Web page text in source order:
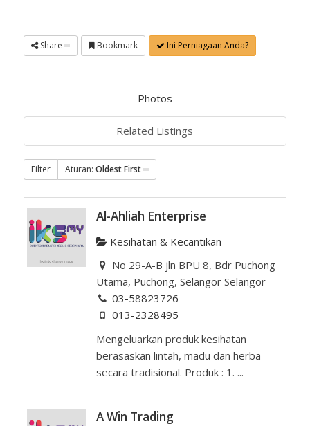
Share Bookmark Ini Perniagaan Anda?
Photos
Related Listings
Filter Aturan: Oldest First
Al-Ahliah Enterprise
Kesihatan & Kecantikan
No 29-A-B jln BPU 8, Bdr Puchong
Utama, Puchong, Selangor Selangor
03-58823726
013-2328495
Mengeluarkan produk kesihatan
berasaskan lintah, madu dan herba
secara tradisional. Produk : 1. ...
A Win Trading